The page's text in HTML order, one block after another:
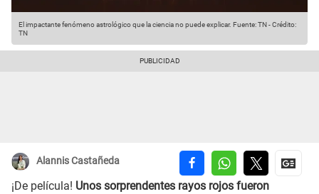
El impactante fenómeno astrológico que la ciencia no puede explicar. Fuente: TN-Crédito:
TN
Alannis Castañeda
¡De película! Unos sorprendentes rayos rojos fueron